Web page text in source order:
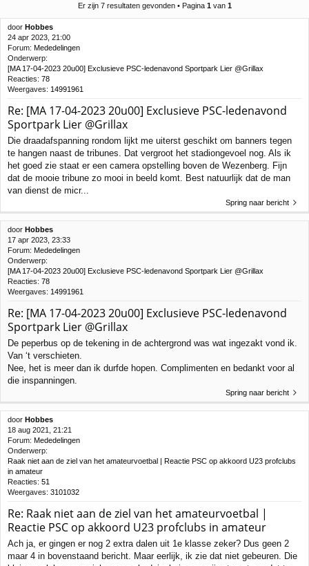
Er zijn 7 resultaten gevonden • Pagina 1van 1
door Hobbes
24 apr 2023, 21:00
Forum: Mededelingen
Onderwerp:
[MA 17-04-2023 20u00] Exclusieve PSC-ledenavond Sportpark Lier @Grillax
Reacties: 78
Weergaves: 14991961
Re: [MA 17-04-2023 20u00] Exclusieve PSC-ledenavond
Sportpark Lier @Grillax
Die draadafspanning rondom lijkt me uiterst geschikt om banners tegen
te hangen naast de tribunes. Dat vergroot het stadiongevoel nog. Als ik
het goed zie staat er een camera opstelling boven de Wezenberg. Fijn
dat de mooie tribune zo mooi in beeld komt. Best natuurlijk dat de man
van dienst de micr...
Spring naar bericht
door Hobbes
17 apr 2023, 23:33
Forum: Mededelingen
Onderwerp:
[MA 17-04-2023 20u00] Exclusieve PSC-ledenavond Sportpark Lier @Grillax
Reacties: 78
Weergaves: 14991961
Re: [MA 17-04-2023 20u00] Exclusieve PSC-ledenavond
Sportpark Lier @Grillax
De peperbus op de tekening in de achtergrond was wat ingezakt vond ik.
Van ‘t verschieten.
Nee, het is meer dan ik durfde hopen. Complimenten en bedankt voor al
die inspanningen.
Spring naar bericht
door Hobbes
18 aug 2021, 21:21
Forum: Mededelingen
Onderwerp:
Raak niet aan de ziel van het amateurvoetbal | Reactie PSC op akkoord U23 profclubs
in amateur
Reacties: 51
Weergaves: 3101032
Re: Raak niet aan de ziel van het amateurvoetbal |
Reactie PSC op akkoord U23 profclubs in amateur
Ach ja, er gingen er nog 2 extra dalen uit 1e klasse zeker? Dus geen 2
maar 4 in bovenstaand bericht. Maar eerlijk, ik zie dat niet gebeuren. Die